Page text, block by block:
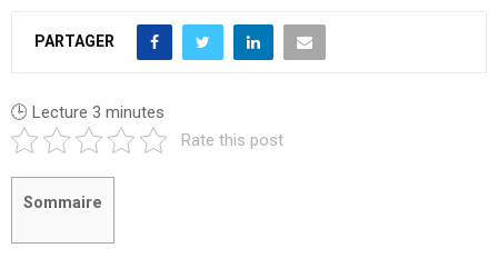
PARTAGER
🕒 Lecture 3 minutes
Rate this post
Sommaire